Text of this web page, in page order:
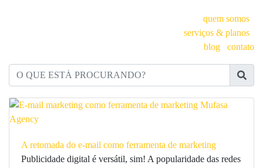
quem somos
serviços & planos
blog
contato
O QUE ESTÁ PROCURANDO?
A retomada do e-mail como ferramenta de marketing
Publicidade digital é versátil, sim! A popularidade das redes